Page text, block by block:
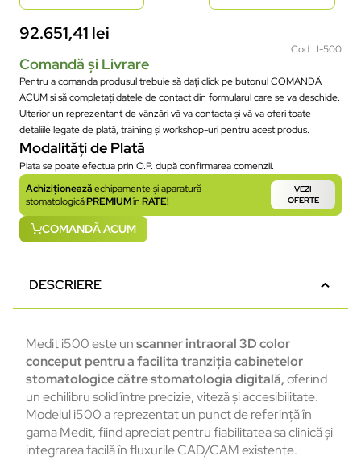
92.651,41 lei
Cod: I-500
Comandă și Livrare
Pentru a comanda produsul trebuie să dați click pe butonul COMANDĂ
ACUM și să completați datele de contact din formularul care se va deschide.
Ulterior un reprezentant de vânzări vă va contacta și vă va oferi toate
detaliile legate de plată, training și workshop-uri pentru acest produs.
Modalități de Plată
Plata se poate efectua prin O.P. după confirmarea comenzii.
Achiziționeazăechipamente și aparatură
stomatologicăPREMIUMînRATE!
VEZI
OFERTE
COMANDĂ ACUM
DESCRIERE
Medit i500 este unscanner intraoral 3D color
conceput pentru a facilita tranziția cabinetelor
stomatologice către stomatologia digitală,oferind
un echilibru solid între precizie, viteză și accesibilitate.
Modelul i500 a reprezentat un punct de referință în
gama Medit, fiind apreciat pentru fiabilitatea sa clinică și
integrarea facilă în fluxurile CAD/CAM existente.